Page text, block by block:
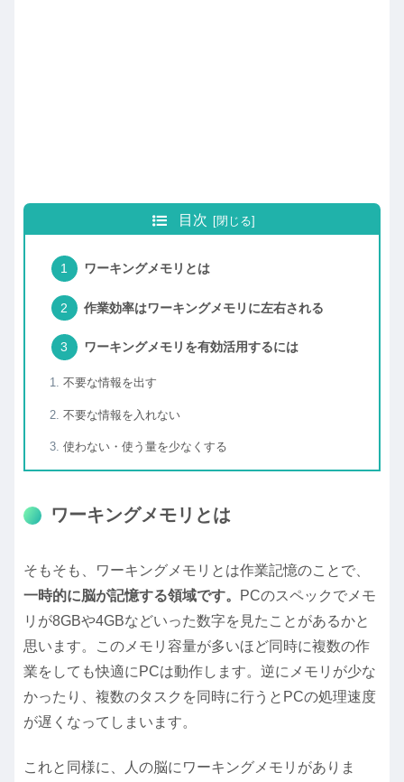
目次
ワーキングメモリとは
作業効率はワーキングメモリに左右される
ワーキングメモリを有効活用するには
不要な情報を出す
不要な情報を入れない
使わない・使う量を少なくする
ワーキングメモリとは
そもそも、ワーキングメモリとは作業記憶のことで、
一時的に脳が記憶する領域です。
PCのスペックでメモ
リが8GBや4GBなどいった数字を見たことがあるかと
思います。このメモリ容量が多いほど同時に複数の作
業をしても快適にPCは動作します。逆にメモリが少な
かったり、複数のタスクを同時に行うとPCの処理速度
が遅くなってしまいます。
これと同様に、人の脳にワーキングメモリがありま